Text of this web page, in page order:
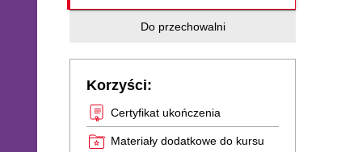
Do przechowalni
Korzyści:
Certyfikat ukończenia
Materiały dodatkowe do kursu